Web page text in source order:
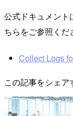
公式ドキュメント
ちらをご参照くだ
Collect Logs
この記事をシェア